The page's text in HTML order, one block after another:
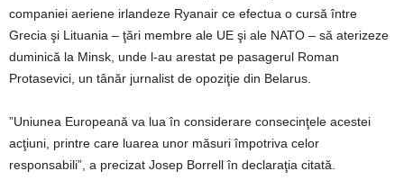
companiei aeriene irlandeze Ryanair ce efectua o cursă între
Grecia şi Lituania – ţări membre ale UE şi ale NATO – să aterizeze
duminică la Minsk, unde l-au arestat pe pasagerul Roman
Protasevici, un tânăr jurnalist de opoziţie din Belarus.
”Uniunea Europeană va lua în considerare consecinţele acestei
acţiuni, printre care luarea unor măsuri împotriva celor
responsabili”, a precizat Josep Borrell în declaraţia citată.